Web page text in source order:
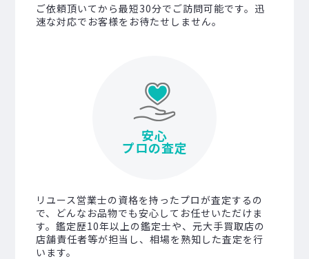
ご依頼頂いてから最短30分でご訪問可能です。迅
速な対応でお客様をお待たせしません。
安心
プロの査定
リユース営業士の資格を持ったプロが査定するの
で、どんなお品物でも安心してお任せいただけま
す。鑑定歴10年以上の鑑定士や、元大手買取店の
店舗責任者等が担当し、相場を熟知した査定を行
います。